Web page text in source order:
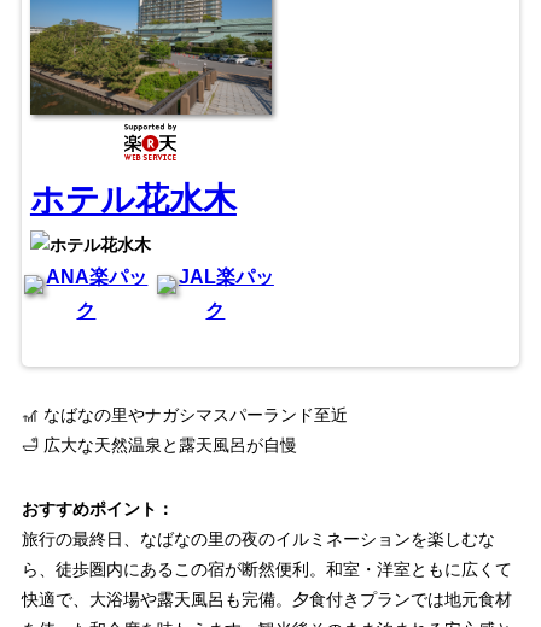
ホテル花水木
ANA楽パッ
ク
JAL楽パッ
ク
🎢 なばなの里やナガシマスパーランド至近
🛁 広大な天然温泉と露天風呂が自慢
おすすめポイント：
旅行の最終日、なばなの里の夜のイルミネーションを楽しむな
ら、徒歩圏内にあるこの宿が断然便利。和室・洋室ともに広くて
快適で、大浴場や露天風呂も完備。夕食付きプランでは地元食材